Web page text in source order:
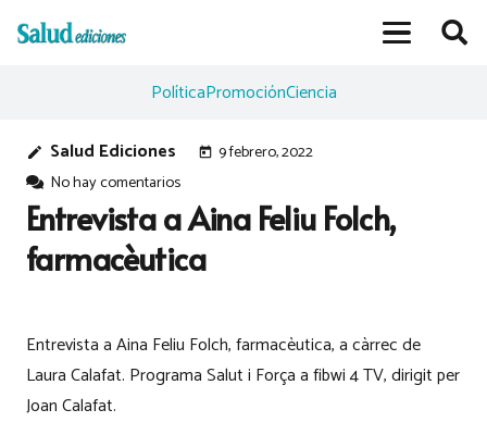
PolíticaPromociónCiencia
edit Salud Ediciones today 9 febrero, 2022
No hay comentarios
Entrevista a Aina Feliu Folch,
farmacèutica
Entrevista a Aina Feliu Folch, farmacèutica, a càrrec de
Laura Calafat. Programa Salut i Força a fibwi 4 TV, dirigit per
Joan Calafat.